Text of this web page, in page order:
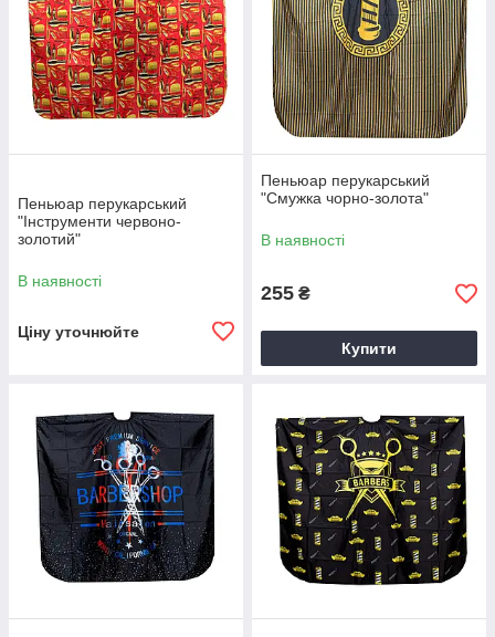
Пеньюар перукарський
"Інструменти червоно-
золотий"
В наявності
Ціну уточнюйте
Пеньюар перукарський
"Смужка чорно-золота"
В наявності
255 ₴
Купити